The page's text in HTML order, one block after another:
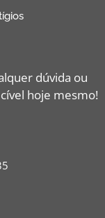
dúvida ou
hoje mesmo!